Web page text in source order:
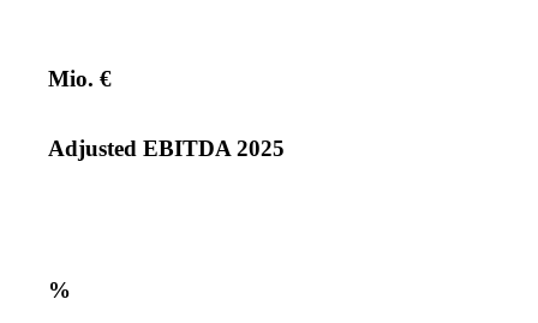
Mio. €
Adjusted EBITDA 2025
%